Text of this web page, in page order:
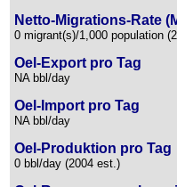
Netto-Migrations-Rate
0 migrant(s)/1,000 population
Oel-Export pro Tag
NA bbl/day
Oel-Import pro Tag
NA bbl/day
Oel-Produktion pro Tag
0 bbl/day (2004 est.)